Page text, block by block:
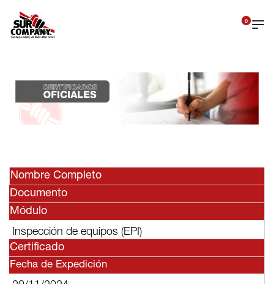
0
Nombre Completo
Documento
Módulo
Inspección de equipos (EPI)
Certificado
Fecha de Expedición